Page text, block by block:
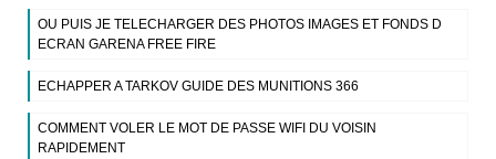
OU PUIS JE TELECHARGER DES PHOTOS IMAGES ET FONDS D
ECRAN GARENA FREE FIRE
ECHAPPER A TARKOV GUIDE DES MUNITIONS 366
COMMENT VOLER LE MOT DE PASSE WIFI DU VOISIN
RAPIDEMENT